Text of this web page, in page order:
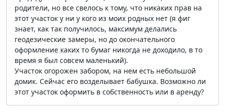
родители, но все свелось к тому, что никаких прав на
этот участок у ни у кого из моих родных нет (я фиг
знает, как так получилось, максимум делались
геодезические замеры, но до окончательного
оформление каких то бумаг никогда не доходило, в то
время я был совсем маленький).
Участок огорожен забором, на нем есть небольшой
домик. Сейчас его возделывает бабушка. Возможно ли
этот участок оформить в собственность или в аренду?